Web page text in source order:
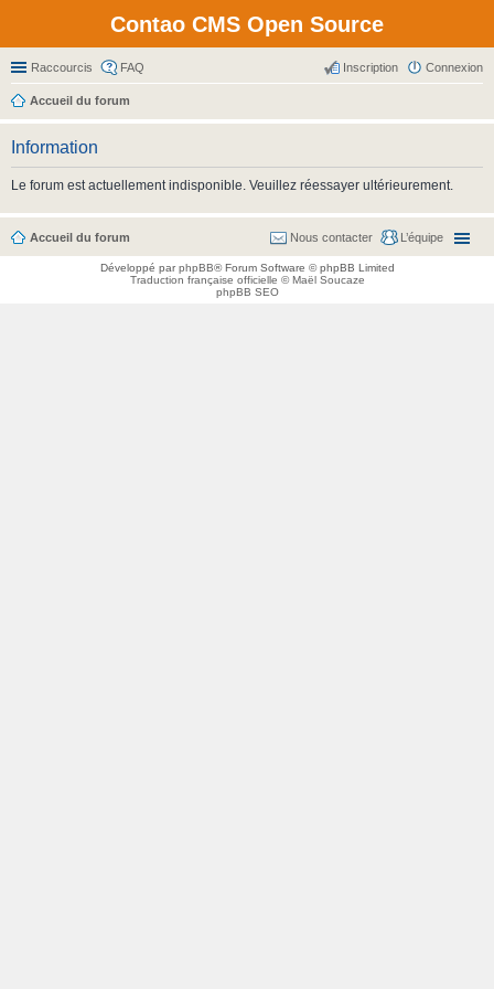
Contao CMS Open Source
Raccourcis FAQ Connexion
Inscription
Accueil du forum
Information
Le forum est actuellement indisponible. Veuillez réessayer ultérieurement.
Accueil du forum L’équipe
Nous contacter
Développé parphpBB® Forum Software © phpBB Limited
Traduction française officielle ©Maël Soucaze
phpBB SEO